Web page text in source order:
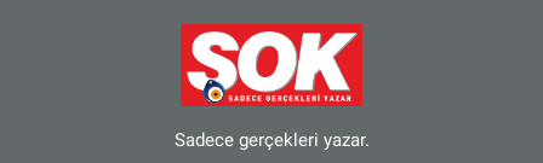
Sadece gerçekleri yazar.